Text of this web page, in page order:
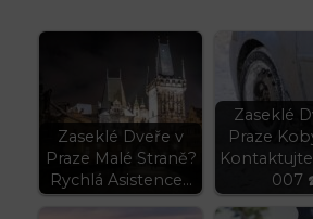
Zaseklé Dveře v
Praze Malé Straně?
Rychlá Asistence…
Zaseklé
Praze
Kontaktujte
007